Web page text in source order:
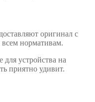
оригинал с
всем нормативам.
устройства на
приятно удивит.